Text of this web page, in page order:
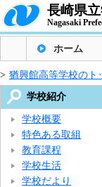
長崎県
Nagasaki
ホーム
> 猶興館高等学校のト
学校紹介
学校概要
特色ある取組
教育課程
学校生活
学校だより